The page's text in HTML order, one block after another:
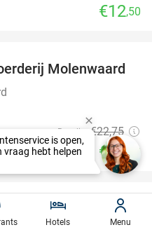
€12,50
27%
Molenwaard
Regulier €22,75
€16,50
38%
favorite_border
of Japanese head
Hotels Menu
is open,
vraag hebt helpen